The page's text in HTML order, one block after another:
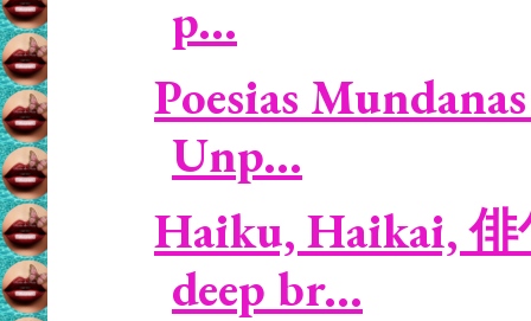
p...
Poesias
Unp...
Haiku, Haikai,
deep br...